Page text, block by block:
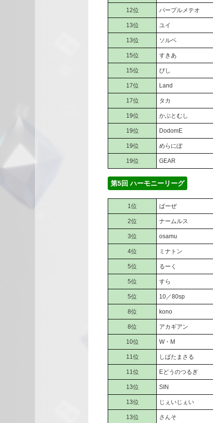
12位 パープルメテオ
13位 ユイ
13位 ソルベ
15位 すきあ
15位 びし
17位 Land
17位 タカ
19位 かぶとむし
19位 DodomE
19位 めらにぽ
19位 GEAR
第5回 ハーモニーリーグ
1位 ばーぜ
2位 ナームルス
3位 osamu
4位 ミナトン
5位 るーく
5位 すら
5位 10／80sp
8位 kono
8位 アカギアン
10位 W・M
11位 しばたまさる
11位 Eどうのつるぎ
13位 SIN
13位 じぇいじぇい
13位 さんそ